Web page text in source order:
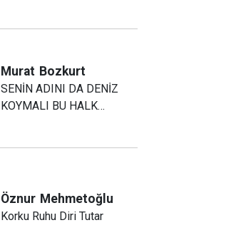
Murat Bozkurt
SENİN ADINI DA DENİZ
KOYMALI BU HALK…
Öznur Mehmetoğlu
Korku Ruhu Diri Tutar